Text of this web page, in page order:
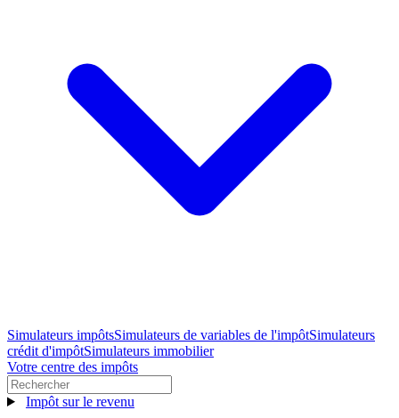
Simulateurs impôtsSimulateurs de variables de l'impôtSimulateurs
crédit d'impôtSimulateurs immobilier
Votre centre des impôts
Impôt sur le revenu